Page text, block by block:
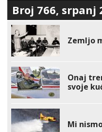
Broj 766, srpanj
Zemljo
Onaj
svoje
Mi